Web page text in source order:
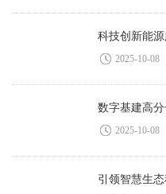
科技创新能
2025-10-08
数字基建高
2025-10-08
引领智慧生